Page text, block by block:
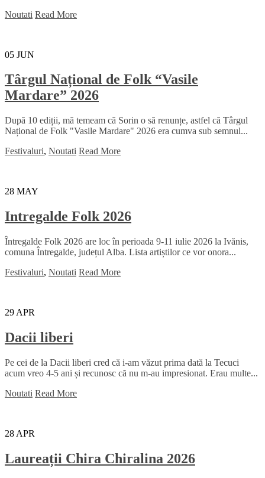
Noutati Read More
05 JUN
Târgul Național de Folk “Vasile
Mardare” 2026
După 10 ediții, mă temeam că Sorin o să renunțe, astfel că Târgul
Național de Folk "Vasile Mardare" 2026 era cumva sub semnul...
Festivaluri, Noutati Read More
28 MAY
Intregalde Folk 2026
Întregalde Folk 2026 are loc în perioada 9-11 iulie 2026 la Ivănis,
comuna Întregalde, județul Alba. Lista artiștilor ce vor onora...
Festivaluri, Noutati Read More
29 APR
Dacii liberi
Pe cei de la Dacii liberi cred că i-am văzut prima dată la Tecuci
acum vreo 4-5 ani și recunosc că nu m-au impresionat. Erau multe...
Noutati Read More
28 APR
Laureații Chira Chiralina 2026